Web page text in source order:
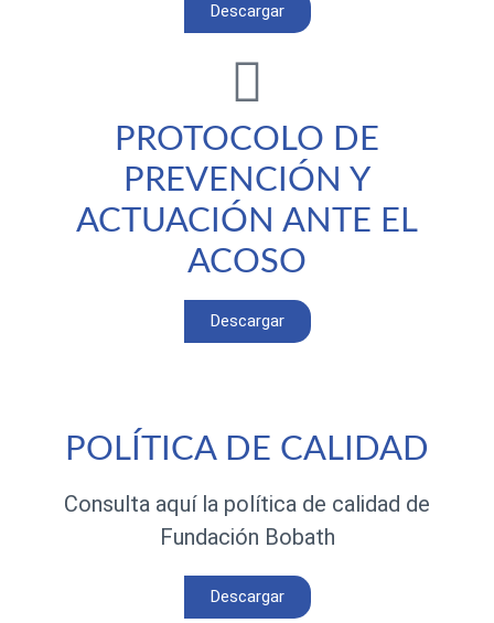
Descargar
PROTOCOLO DE
PREVENCIÓN Y
ACTUACIÓN ANTE EL
ACOSO
Descargar
POLÍTICA DE CALIDAD
Consulta aquí la política de calidad de
Fundación Bobath
Descargar